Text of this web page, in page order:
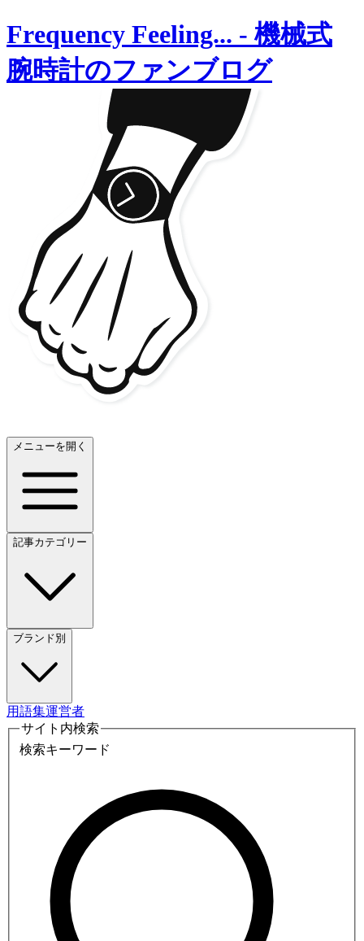
Frequency Feeling... - 機械式
腕時計のファンブログ
メニューを開く
記事カテゴリー
ブランド別
用語集運営者
サイト内検索
検索キーワード